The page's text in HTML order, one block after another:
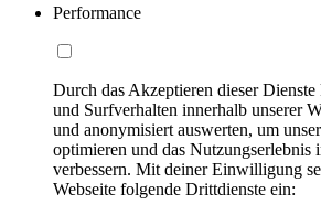
Performance
Durch das Akzeptieren dieser
und Surfverhalten innerhalb unserer
und anonymisiert auswerten, um
optimieren und das Nutzungserlebnis
verbessern. Mit deiner Einwilligung
Webseite folgende Drittdienste ein: